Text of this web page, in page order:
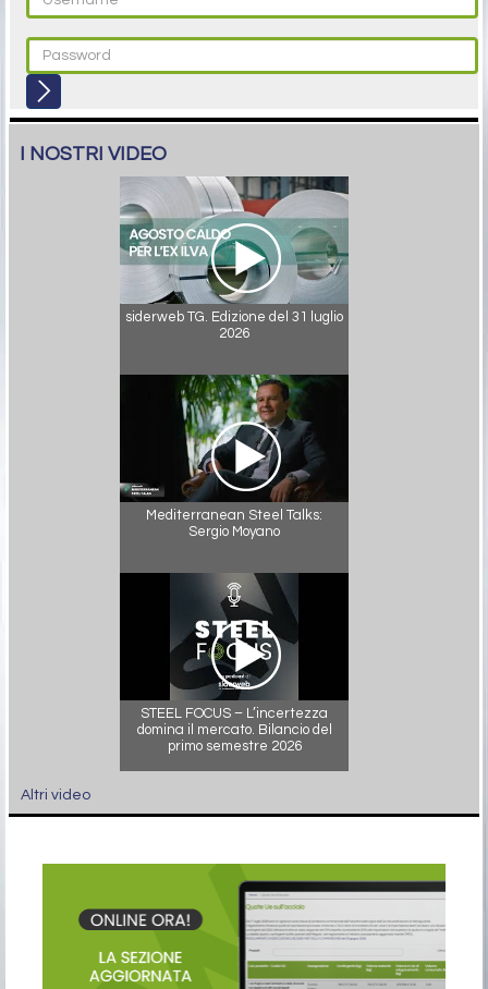
I NOSTRI VIDEO
siderweb TG. Edizione del 31 luglio
2026
Mediterranean Steel Talks:
Sergio Moyano
STEEL FOCUS – L’incertezza
domina il mercato. Bilancio del
primo semestre 2026
Altri video